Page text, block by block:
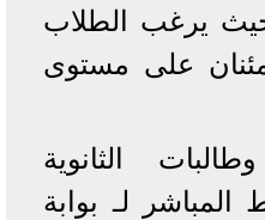
حيث يرغب الطلاب
على مستوى
الثانوية
المباشر لـ بوابة